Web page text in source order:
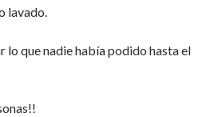
lavado.
lo que nadie había podido hasta el